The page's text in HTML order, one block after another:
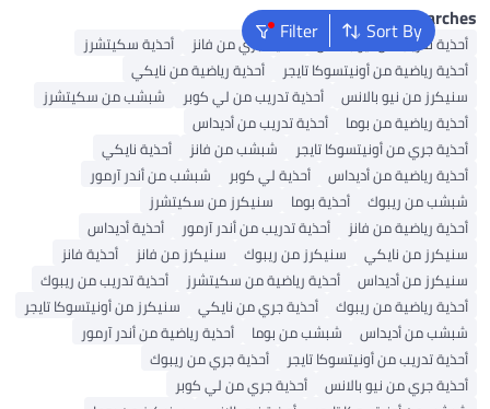
Sort By
Filter Popular
تدريب من نيو بالانس أحذية جري من فانز
أحذية سكيتشرز
رياضية من أونيتسوكا تايجر
أحذية رياضية من نايكي
من نيو بالانس
أحذية تدريب من لي كوبر
شبشب من سكيتشرز
رياضية من بوما
أحذية تدريب من أديداس
جري من أونيتسوكا تايجر
شبشب من فانز
أحذية نايكي
رياضية من أديداس
أحذية لي كوبر
شبشب من أندر آرمور
من ريبوك
أحذية بوما
سنيكرز من سكيتشرز
رياضية من فانز
أحذية تدريب من أندر آرمور
أحذية أديداس
من نايكي
سنيكرز من ريبوك سنيكرز من فانز
أحذية فانز
من أديداس
أحذية رياضية من سكيتشرز
أحذية تدريب من ريبوك
رياضية من ريبوك
أحذية جري من نايكي
سنيكرز من أونيتسوكا تايجر
من أديداس
شبشب من بوما
أحذية رياضية من أندر آرمور
تدريب من أونيتسوكا تايجر
أحذية جري من ريبوك
جري من نيو بالانس
أحذية جري من لي كوبر